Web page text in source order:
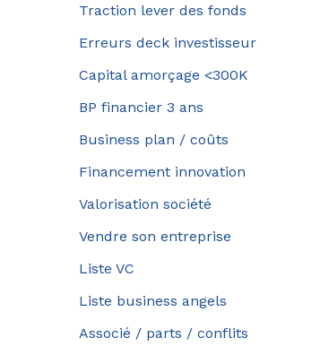
Traction lever des fonds
Erreurs deck investisseur
Capital amorçage <300K
BP financier 3 ans
Business plan / coûts
Financement innovation
Valorisation société
Vendre son entreprise
Liste VC
Liste business angels
Associé / parts / conflits